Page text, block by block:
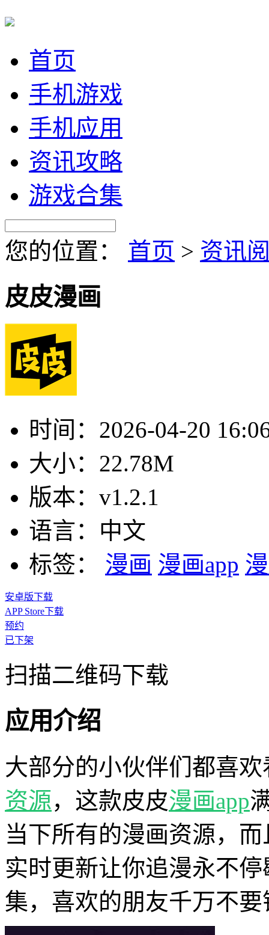
首页
手机游戏
手机应用
资讯攻略
游戏合集
您的位置： 首页 > 资讯
皮皮漫画
时间： 2026-04-20
大小： 22.78M
版本： v1.2.1
语言： 中文
标签：
漫画 漫画app
安卓版下载
APP Store下载
预约
已下架
扫描二维码下载
应用介绍
大部分的小伙伴们都喜欢
资源，这款皮皮漫画app
当下所有的漫画资源，
实时更新让你追漫永不
集，喜欢的朋友千万不